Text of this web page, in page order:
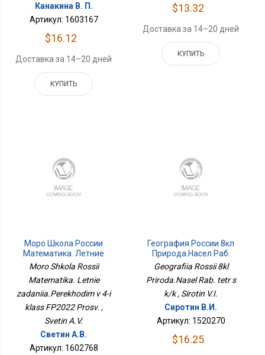
Канакина В. П.
Артикул: 1603167
$16.12
Доставка за 14–20 дней
КУПИТЬ
$13.32
Доставка за 14–20 дней
КУПИТЬ
Моро Школа России
Математика. Летние
Задания.Переходим В 4-
Moro Shkola Rossii
Matematika. Letnie
zadaniia.Perekhodim v 4-i
klass FP2022 Prosv. ,
Svetin A.V.
Светин А.В.
Артикул: 1602768
География России 8кл
Природа.Насел Раб.
Тетр С К/к
Geografiia Rossii 8kl
Priroda.Nasel Rab. tetr s
k/k , Sirotin V.I.
Сиротин В.И.
Артикул: 1520270
$16.25